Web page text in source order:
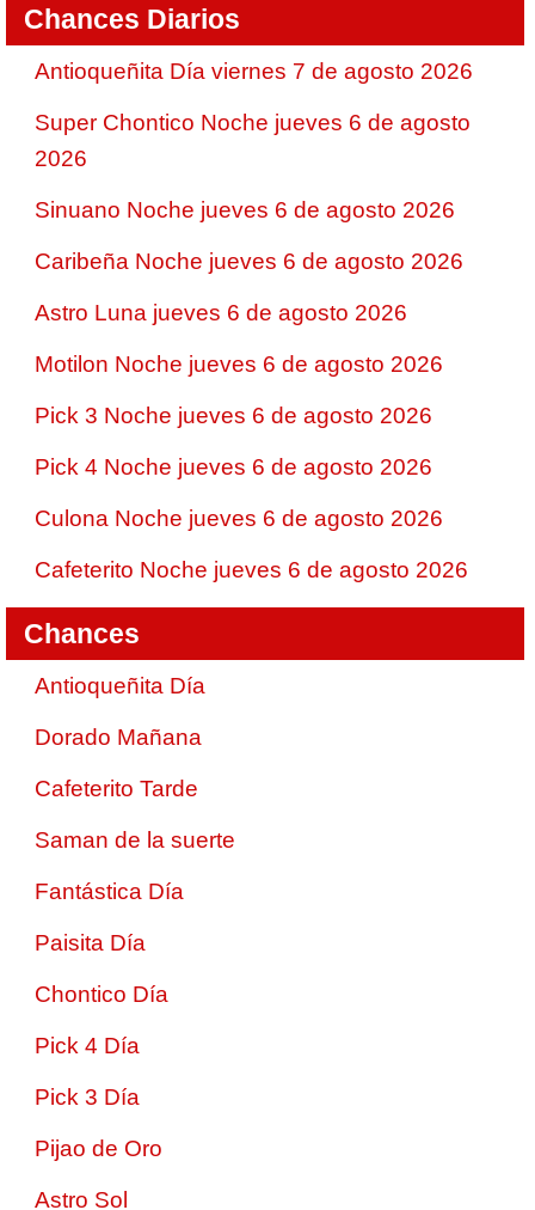
Chances Diarios
Antioqueñita Día viernes 7 de agosto 2026
Super Chontico Noche jueves 6 de agosto
2026
Sinuano Noche jueves 6 de agosto 2026
Caribeña Noche jueves 6 de agosto 2026
Astro Luna jueves 6 de agosto 2026
Motilon Noche jueves 6 de agosto 2026
Pick 3 Noche jueves 6 de agosto 2026
Pick 4 Noche jueves 6 de agosto 2026
Culona Noche jueves 6 de agosto 2026
Cafeterito Noche jueves 6 de agosto 2026
Chances
Antioqueñita Día
Dorado Mañana
Cafeterito Tarde
Saman de la suerte
Fantástica Día
Paisita Día
Chontico Día
Pick 4 Día
Pick 3 Día
Pijao de Oro
Astro Sol